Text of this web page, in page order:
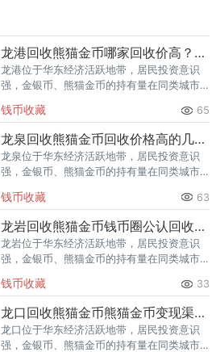
龙港回收熊猫金币哪家回收价高？本地榜单
龙港位于华东经济活跃地带，居民投资意识
强，金银币、熊猫金币的持有量在同类城市
熊猫金币的需求就明显升温，但鱼龙混杂的
回收渠道里，能精准识别版别溢
钱币收藏 65
龙泉回收熊猫金币回收价格高的几家推荐
龙泉位于华东经济活跃地带，居民投资意识
强，金银币、熊猫金币的持有量在同类城市
熊猫金币的需求就明显升温，但鱼龙混杂的
回收渠道里，能精准识别版别溢
钱币收藏 63
龙岩回收熊猫金币钱币圈公认回收渠道排行
龙岩位于华东经济活跃地带，居民投资意识
强，金银币、熊猫金币的持有量在同类城市
熊猫金币的需求就明显升温，但鱼龙混杂的
回收渠道里，能精准识别版别溢
钱币收藏 33
龙口回收熊猫金币熊猫金币变现渠道指南
龙口位于华东经济活跃地带，居民投资意识
强，金银币、熊猫金币的持有量在同类城市